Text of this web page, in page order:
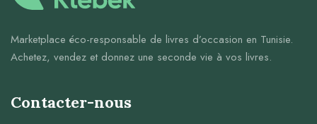
Marketplace éco-responsable de livres d’occasion en Tunisie.
Achetez, vendez et donnez une seconde vie à vos livres.
Contacter-nous